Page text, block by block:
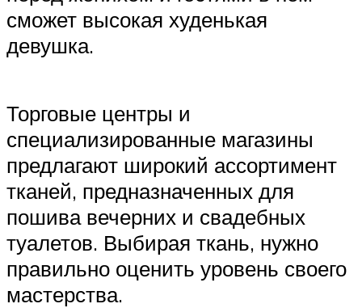
сможет высокая худенькая
девушка.
Торговые центры и
специализированные магазины
предлагают широкий ассортимент
тканей, предназначенных для
пошива вечерних и свадебных
туалетов. Выбирая ткань, нужно
правильно оценить уровень своего
мастерства.